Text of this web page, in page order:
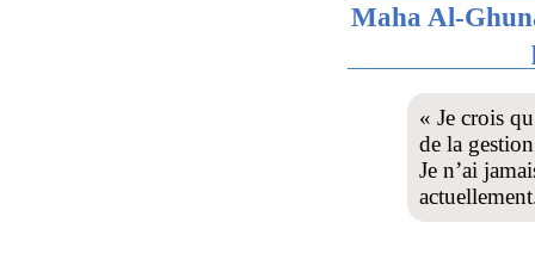
Maha Al-
« Je crois
de la
Je n’ai